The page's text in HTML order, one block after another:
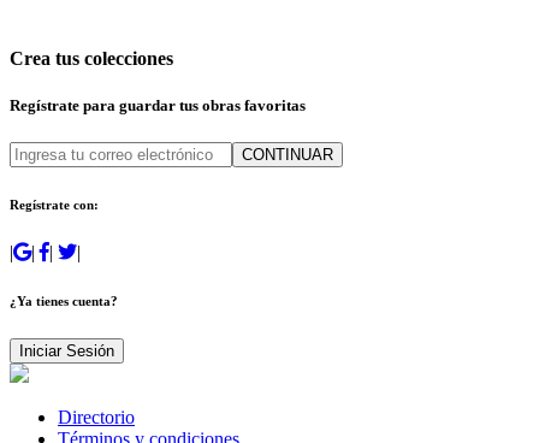
Crea tus colecciones
Regístrate para guardar tus obras favoritas
CONTINUAR
Regístrate con:
| | | |
¿Ya tienes cuenta?
Iniciar Sesión
Directorio
Términos y condiciones